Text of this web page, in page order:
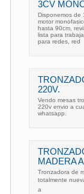
3CV
Disponemos de
motor
hasta 90cm,
lista para
para redes, red
220V.
Vendo mesas
220v envio a
whatsapp.
MADERA
Tronzadora de
totalmente
a